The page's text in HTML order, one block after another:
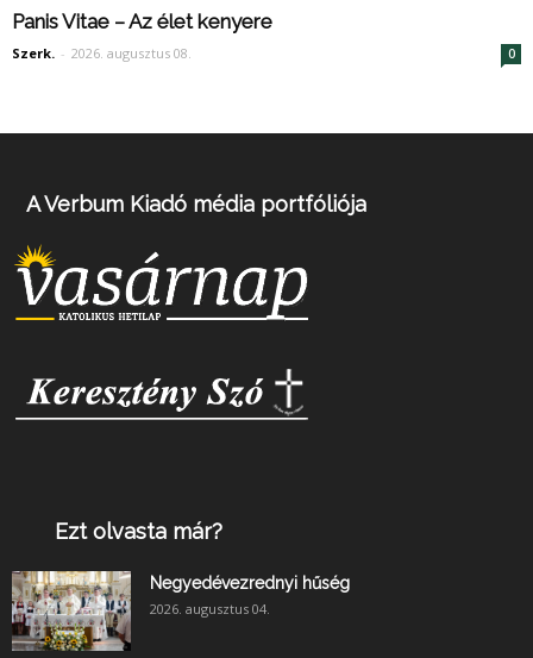
Panis Vitae – Az élet kenyere
Szerk. - 2026. augusztus 08. 0
A Verbum Kiadó média portfóliója
Ezt olvasta már?
Negyedévezrednyi hűség
2026. augusztus 04.